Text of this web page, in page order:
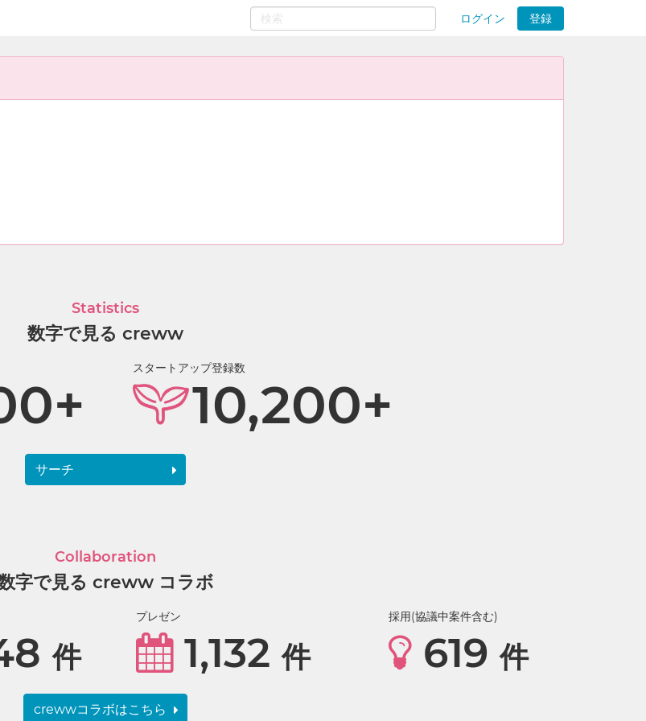
ログイン
登録
selections
Statistics
数字で見る creww
スタートアップ登録数
10,200+
サーチ
Collaboration
字で見る creww コラボ
件
プレゼン
1,132件
採用(協議中案件含む)
619件
crewwコラボはこちら